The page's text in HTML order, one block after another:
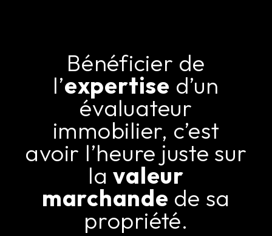
Bénéficier de
l’expertise d’un
évaluateur
immobilier, c’est
avoir l’heure juste sur
lavaleur
marchande de sa
propriété.